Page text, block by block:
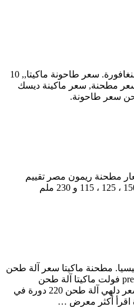
حيث لشراء مطحنة الفلفل في سنغافورة. سعر طاحونة ماكيتا,, 10
مطحنة, سعر ماكينة ديسك
مطحنة ريمون مصر تقييم
مطحنة ماكيتا سعر آلة طحن
220 فولت بوش prescriptassist 4 220 فولت ماكيتا آلة طحن
pmpnord eu بوش آلة طحن في سعر دلهي آلة طحن 220 دورة في